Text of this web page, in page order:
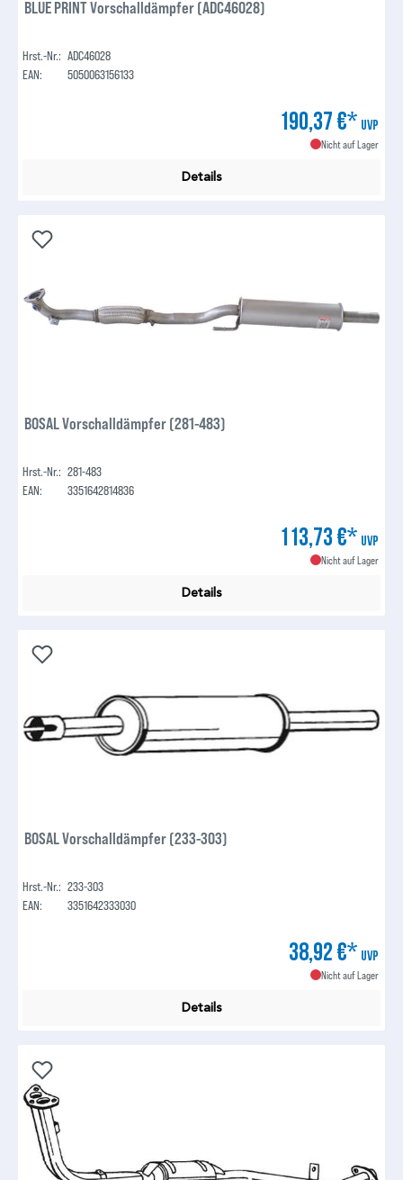
BLUE PRINT Vorschalldämpfer (ADC46028)
Hrst.-Nr.: ADC46028
EAN:
5050063156133
190,37 €* UVP
Nicht auf Lager
Details
BOSAL Vorschalldämpfer (281-483)
Hrst.-Nr.: 281-483
EAN:
3351642814836
113,73 €* UVP
Nicht auf Lager
Details
BOSAL Vorschalldämpfer (233-303)
Hrst.-Nr.: 233-303
EAN:
3351642333030
38,92 €* UVP
Nicht auf Lager
Details